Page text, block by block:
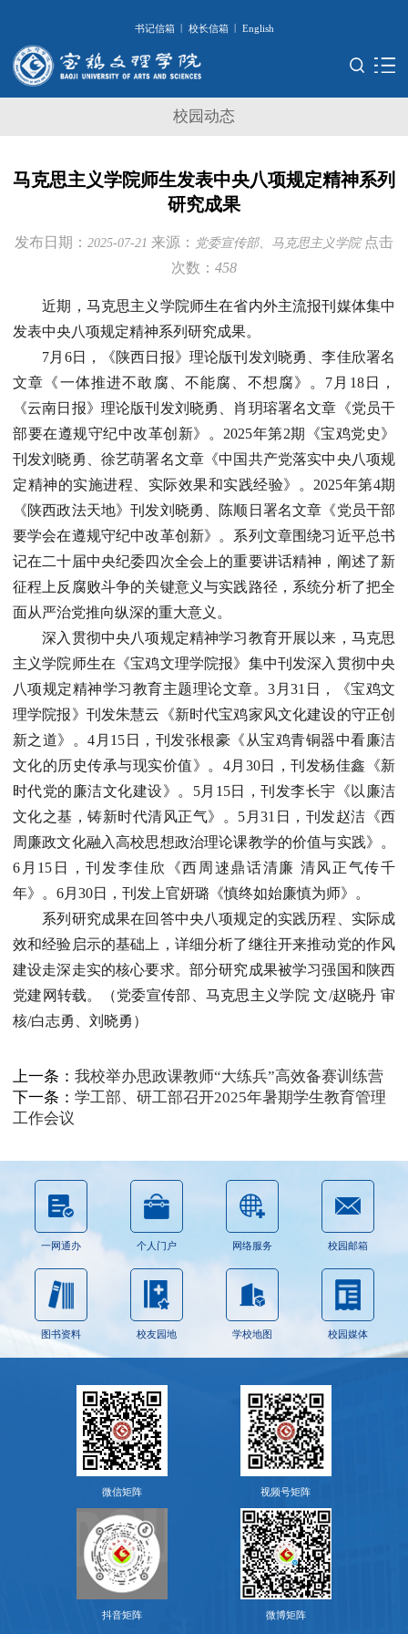
书记信箱 | 校长信箱 | English
校园动态
马克思主义学院师生发表中央八项规定精神系列
研究成果
发布日期： 2025-07-21 来源： 党委宣传部、马克思主义学院 点击
次数： 458
近期，马克思主义学院师生在省内外主流报刊媒体集中
发表中央八项规定精神系列研究成果。
7月6日，《陕西日报》理论版刊发刘晓勇、李佳欣署名
文章《一体推进不敢腐、不能腐、不想腐》。7月18日，
《云南日报》理论版刊发刘晓勇、肖玥瑢署名文章《党员干
部要在遵规守纪中改革创新》。2025年第2期《宝鸡党史》
刊发刘晓勇、徐艺萌署名文章《中国共产党落实中央八项规
定精神的实施进程、实际效果和实践经验》。2025年第4期
《陕西政法天地》刊发刘晓勇、陈顺日署名文章《党员干部
要学会在遵规守纪中改革创新》。系列文章围绕习近平总书
记在二十届中央纪委四次全会上的重要讲话精神，阐述了新
征程上反腐败斗争的关键意义与实践路径，系统分析了把全
面从严治党推向纵深的重大意义。
深入贯彻中央八项规定精神学习教育开展以来，马克思
主义学院师生在《宝鸡文理学院报》集中刊发深入贯彻中央
八项规定精神学习教育主题理论文章。3月31日，《宝鸡文
理学院报》刊发朱慧云《新时代宝鸡家风文化建设的守正创
新之道》。4月15日，刊发张根豪《从宝鸡青铜器中看廉洁
文化的历史传承与现实价值》。4月30日，刊发杨佳鑫《新
时代党的廉洁文化建设》。5月15日，刊发李长宇《以廉洁
文化之基，铸新时代清风正气》。5月31日，刊发赵洁《西
周廉政文化融入高校思想政治理论课教学的价值与实践》。
6月15日，刊发李佳欣《西周逨鼎话清廉 清风正气传千
年》。6月30日，刊发上官妍璐《慎终如始廉慎为师》。
系列研究成果在回答中央八项规定的实践历程、实际成
效和经验启示的基础上，详细分析了继往开来推动党的作风
建设走深走实的核心要求。部分研究成果被学习强国和陕西
党建网转载。（党委宣传部、马克思主义学院 文/赵晓丹 审
核/白志勇、刘晓勇）
上一条： 我校举办思政课教师“大练兵”高效备赛训练营
下一条： 学工部、研工部召开2025年暑期学生教育管理
工作会议
一网通办 个人门户 网络服务 校园邮箱
图书资料 校友园地 学校地图 校园媒体
微信矩阵 视频号矩阵
抖音矩阵 微博矩阵